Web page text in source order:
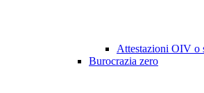
Attestazioni OIV o
Burocrazia zero